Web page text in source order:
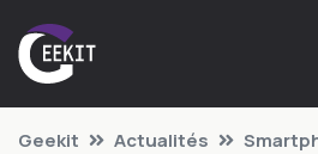
Geekit Actualités